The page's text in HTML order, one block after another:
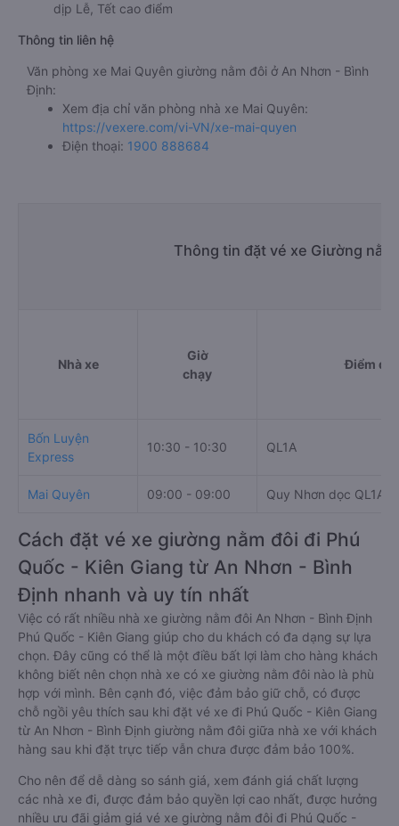
dịp Lễ, Tết cao điểm
Thông tin liên hệ
Văn phòng xe Mai Quyên giường nằm đôi ở An Nhơn - Bình
Định:
Xem địa chỉ văn phòng nhà xe Mai Quyên:
https://vexere.com/vi-VN/xe-mai-quyen
Điện thoại: 1900 888684
Thông tin đặt vé xe Giường
Nhà xe
Giờ
chạy
Điểm đi
Bốn Luyện
Express
10:30 - 10:30 QL1A
Mai Quyên 09:00 - 09:00 Quy Nhơn dọc QL1A
Cách đặt vé xe giường nằm đôi đi Phú
Quốc - Kiên Giang từ An Nhơn - Bình
Định nhanh và uy tín nhất
Việc có rất nhiều nhà xe giường nằm đôi An Nhơn - Bình Định
Phú Quốc - Kiên Giang giúp cho du khách có đa dạng sự lựa
chọn. Đây cũng có thể là một điều bất lợi làm cho hàng khách
không biết nên chọn nhà xe có xe giường nằm đôi nào là phù
hợp với mình. Bên cạnh đó, việc đảm bảo giữ chỗ, có được
chỗ ngồi yêu thích sau khi đặt vé xe đi Phú Quốc - Kiên Giang
từ An Nhơn - Bình Định giường nằm đôi giữa nhà xe với khách
hàng sau khi đặt trực tiếp vẫn chưa được đảm bảo 100%.
Cho nên để dễ dàng so sánh giá, xem đánh giá chất lượng
các nhà xe đi, được đảm bảo quyền lợi cao nhất, được hưởng
nhiều ưu đãi giảm giá vé xe giường nằm đôi đi Phú Quốc -